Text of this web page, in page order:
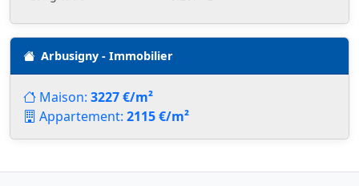
Arbusigny - Immobilier
Maison: 3227 €/m²
Appartement: 2115 €/m²